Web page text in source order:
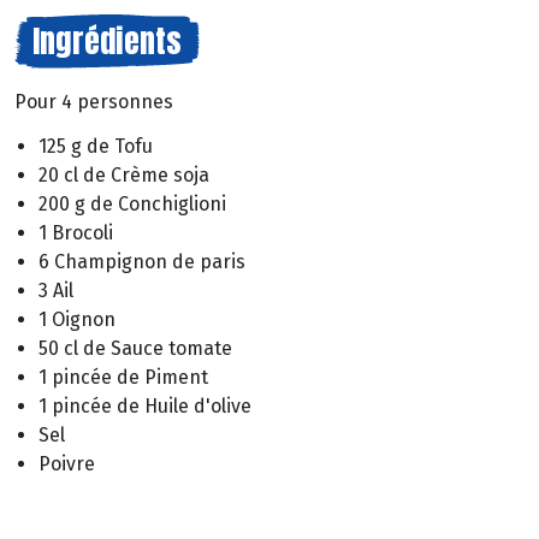
Ingrédients
Pour 4 personnes
125 g de Tofu
20 cl de Crème soja
200 g de Conchiglioni
1 Brocoli
6 Champignon de paris
3 Ail
1 Oignon
50 cl de Sauce tomate
1 pincée de Piment
1 pincée de Huile d'olive
Sel
Poivre